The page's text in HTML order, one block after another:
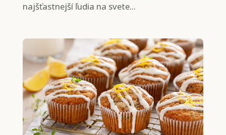
najšťastnejší ľudia na svete...